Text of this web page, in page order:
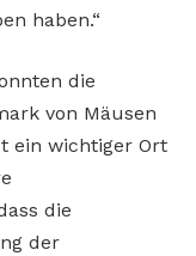
haben.“
die
von Mäusen
ein wichtiger Ort
die
der